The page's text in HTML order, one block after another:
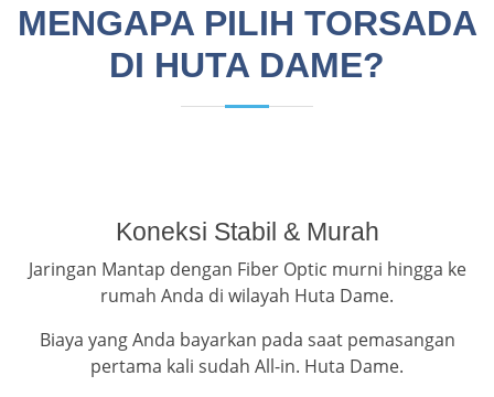
MENGAPA PILIH TORSADA
DI HUTA DAME?
Koneksi Stabil & Murah
Jaringan Mantap dengan Fiber Optic murni hingga ke
rumah Anda di wilayah Huta Dame.
Biaya yang Anda bayarkan pada saat pemasangan
pertama kali sudah All-in. Huta Dame.